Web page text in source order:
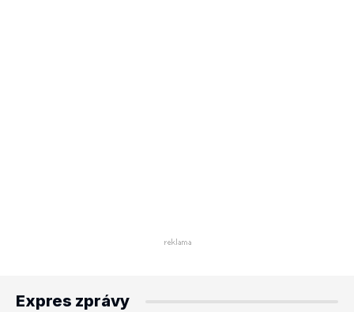
Expres zprávy